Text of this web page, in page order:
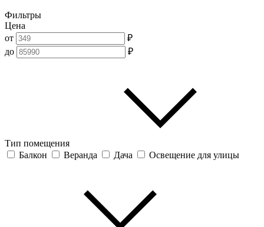
Фильтры
Цена
от
₽
до
₽
Тип помещения
Балкон
Веранда Дача Освещение для улицы